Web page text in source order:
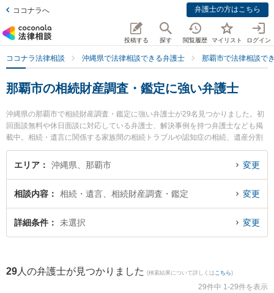
ココナラへ 弁護士の方はこちら
投稿する 探す 閲覧履歴 マイリスト ログイン
ココナラ法律相談 沖縄県で法律相談できる弁護士 那覇市で法律相談で
那覇市の相続財産調査・鑑定に強い弁護士
沖縄県の那覇市で相続財産調査・鑑定に強い弁護士が29名見つかりました。初
回面談無料や休日面談に対応している弁護士、解決事例を持つ弁護士なども掲
載中。相続・遺言に関係する家族間の相続トラブルや認知症の相続、遺産分割
等の細かな分野での絞り込み検索もでき便利です。特にネクスパート法律事務
所 那覇オフィスの下間 俊哉弁護士やきびたき法律事務所の久納 京祐弁護士、
定のトラブルを今すぐに弁護士に相談したい』『相続財産調査・鑑定のトラブ
ル解決の実績豊富な近くの弁護士を検索したい』『初回相談無料で相続財産調
査・鑑定を法律相談できる那覇市内の弁護士に相談予約したい』などでお困り
エリア 沖縄県、那覇市 変更
相談内容 相続・遺言、相続財産調査・鑑定 変更
詳細条件 未選択 変更
29 人の弁護士が見つかりました (検索結果について詳しくは こちら)
29件中 1-29件を表示